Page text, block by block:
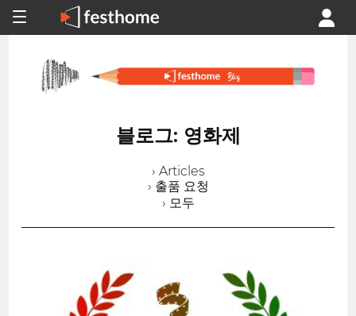
블로그: 영화제
› Articles
› 출품 요청
› 모두